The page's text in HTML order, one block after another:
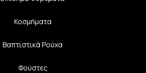
Κοσμήματα
Βαπτιστικά Ρούχα
Φούστες